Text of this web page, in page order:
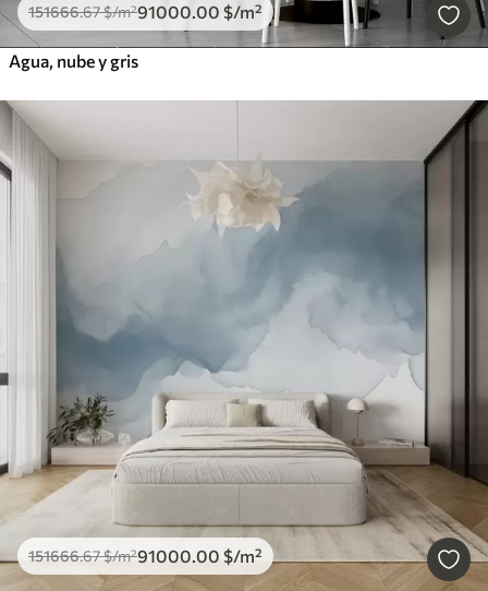
151666.67$/m²91000.00 $/m²
Agua, nube y gris
151666.67$/m²91000.00 $/m²